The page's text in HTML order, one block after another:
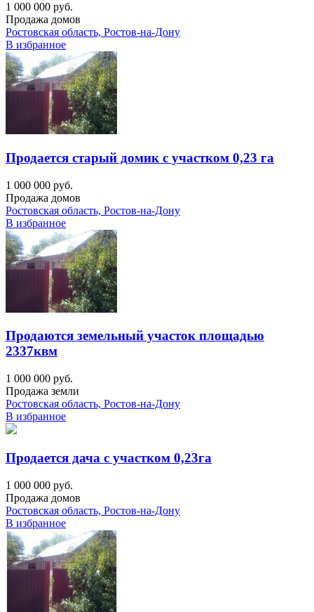
1 000 000 руб.
Продажа домов
Ростовская область, Ростов-на-Дону
В избранное
Продается старый домик с участком 0,23 га
1 000 000 руб.
Продажа домов
Ростовская область, Ростов-на-Дону
В избранное
Продаются земельный участок площадью
2337квм
1 000 000 руб.
Продажа земли
Ростовская область, Ростов-на-Дону
В избранное
Продается дача с участком 0,23га
1 000 000 руб.
Продажа домов
Ростовская область, Ростов-на-Дону
В избранное